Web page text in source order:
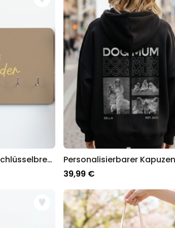
19.400
gekauft
1.900
gekauft
Shop für personalisierte Geschenke in
Personalisierbare Schlüsselbrett mit Text und Symbol
39,99 €